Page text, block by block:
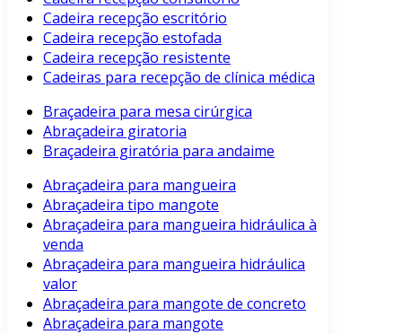
Cadeira recepção escritório
Cadeira recepção estofada
Cadeira recepção resistente
Cadeiras para recepção de clínica médica
Braçadeira para mesa cirúrgica
Abraçadeira giratoria
Braçadeira giratória para andaime
Abraçadeira para mangueira
Abraçadeira tipo mangote
Abraçadeira para mangueira hidráulica à
venda
Abraçadeira para mangueira hidráulica
valor
Abraçadeira para mangote de concreto
Abraçadeira para mangote